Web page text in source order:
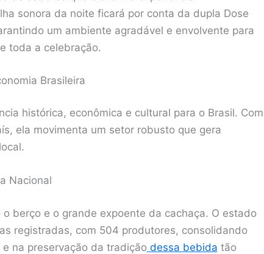
sonora da noite ficará por conta da dupla Dose
um ambiente agradável e envolvente para
toda a celebração.
Brasileira
histórica, econômica e cultural para o Brasil. Com
ela movimenta um setor robusto que gera
Nacional
berço e o grande expoente da cachaça. O estado
registradas, com 504 produtores, consolidando
na preservação da tradiçãodessa bebida tão